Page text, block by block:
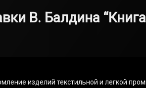
В. Балдина
изделий текстильной и легкой